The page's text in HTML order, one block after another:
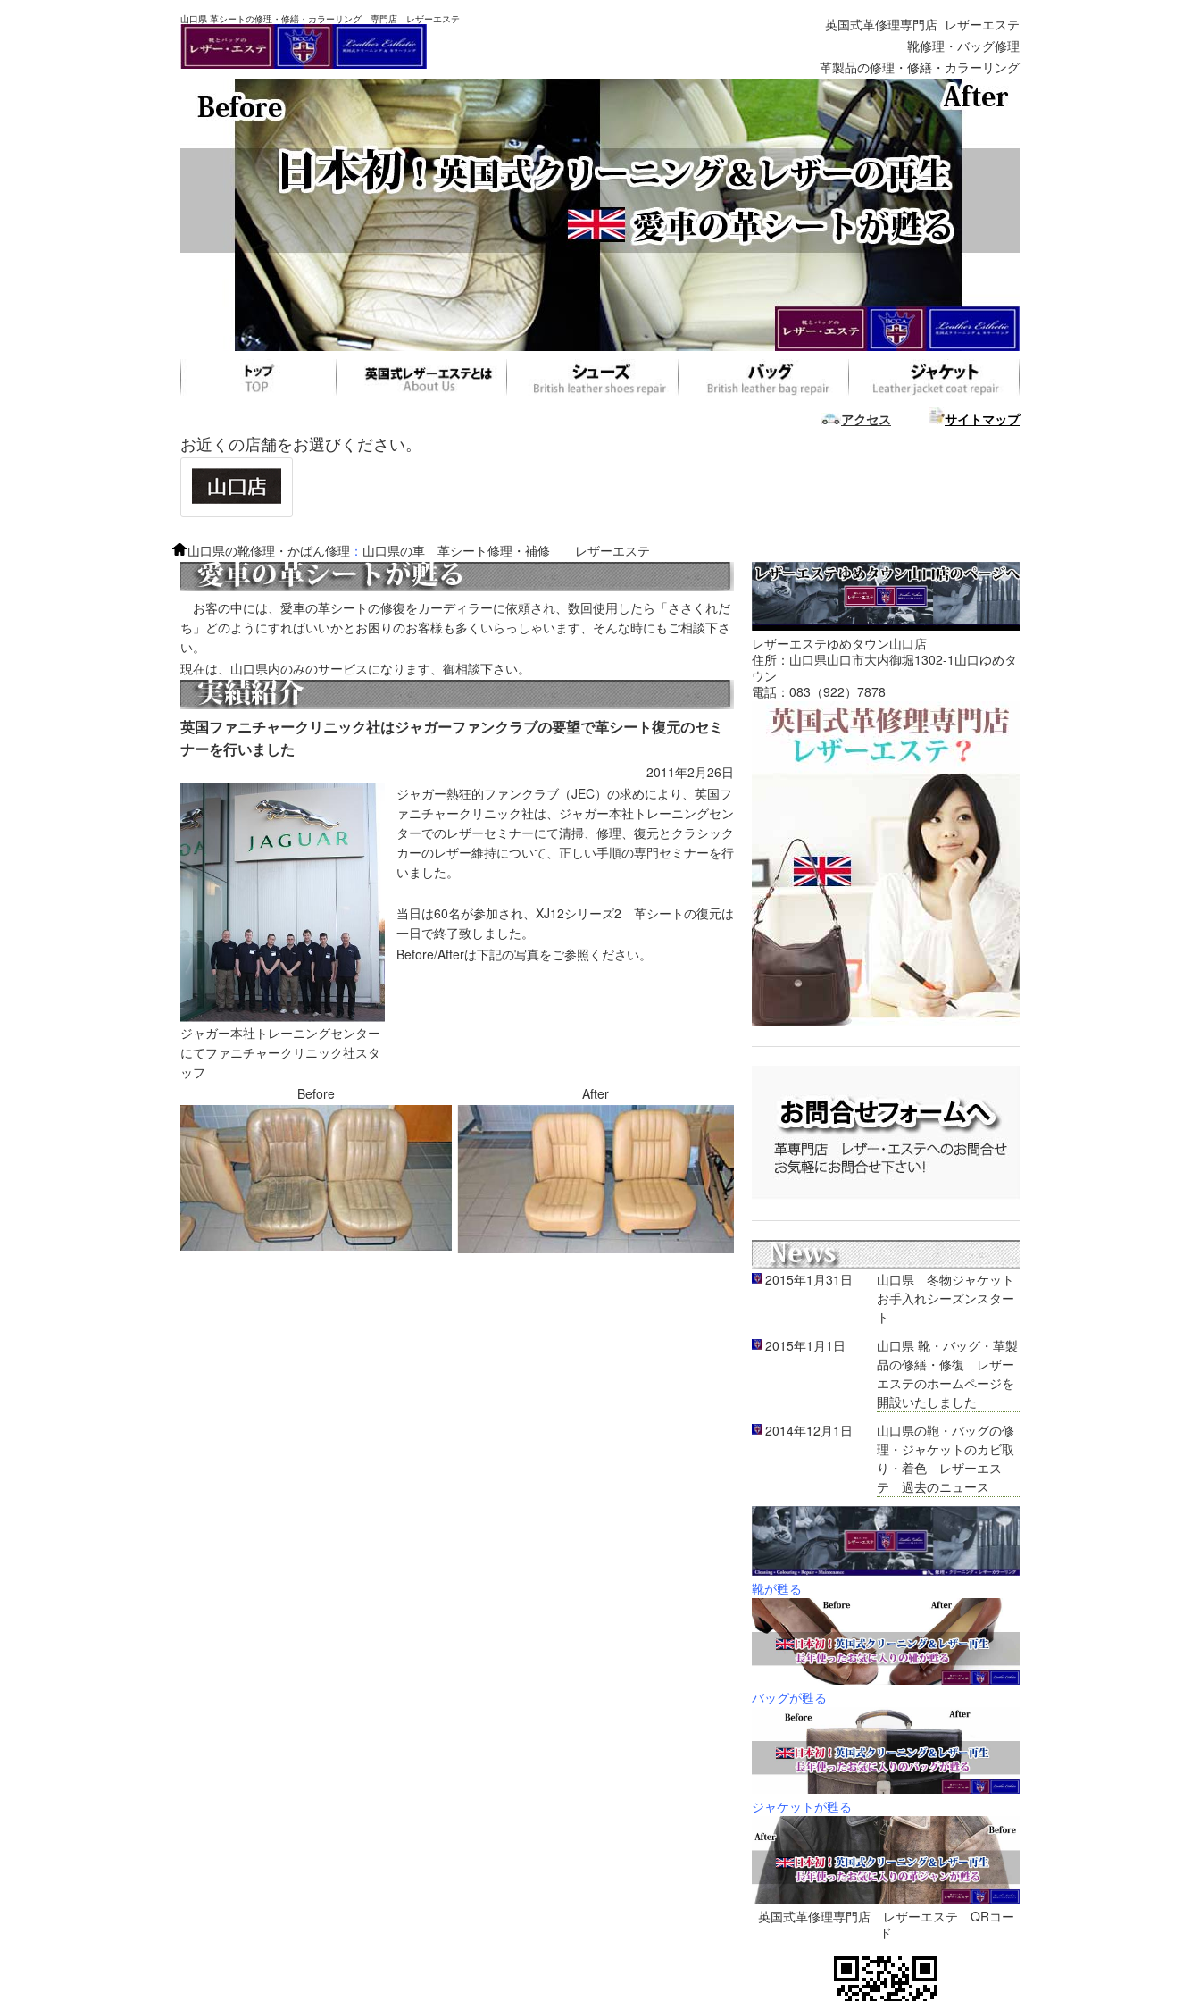
山口県 革シートの修理・修繕・カラーリング 専門店 レザーエステ
英国式革修理専門店 レザーエステ
靴修理・バッグ修理
革製品の修理・修繕・カラーリング
アクセス サイトマップ
お近くの店舗をお選びください。
山口県の靴修理・かばん修理 ： 山口県の車 革シート修理・補修 レザーエステ
お客の中には、愛車の革シートの修復をカーディラーに依頼され、数回使用したら「ささくれだ
ち」どのようにすればいいかとお困りのお客様も多くいらっしゃいます、そんな時にもご相談下さ
い。
現在は、山口県内のみのサービスになります、御相談下さい。
英国ファニチャークリニック社はジャガーファンクラブの要望で革シート復元のセミ
ナーを行いました
2011年2月26日
ジャガー本社トレーニングセンター
にてファニチャークリニック社スタ
ッフ
ジャガー熱狂的ファンクラブ（JEC）の求めにより、英国フ
ァニチャークリニック社は、ジャガー本社トレーニングセン
ターでのレザーセミナーにて清掃、修理、復元とクラシック
カーのレザー維持について、正しい手順の専門セミナーを行
いました。
当日は60名が参加され、XJ12シリーズ2 革シートの復元は
一日で終了致しました。
Before/Afterは下記の写真をご参照ください。
Before After
レザーエステゆめタウン山口店
住所：山口県山口市大内御堀1302-1山口ゆめタ
ウン
電話：083（922）7878
2015年1月31日
山口県 冬物ジャケット
お手入れシーズンスター
ト
2015年1月1日
山口県 靴・バッグ・革製
品の修繕・修復 レザー
エステのホームページを
開設いたしました
2014年12月1日
山口県の鞄・バッグの修
理・ジャケットのカビ取
り・着色 レザーエス
テ 過去のニュース
靴が甦る
バッグが甦る
ジャケットが甦る
英国式革修理専門店 レザーエステ QRコー
ド